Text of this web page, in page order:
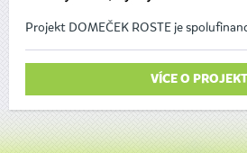
Projekt DOMEČEK ROSTE je
VÍCE O